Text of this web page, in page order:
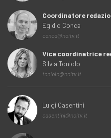
Coordinatore
Egidio Conca
conca@noitv.it
Vice coordinatrice
Silvia Toniolo
toniolo@noitv.it
Luigi Casentini
casentini@noitv.it